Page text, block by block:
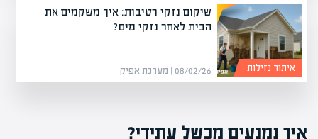
שיקום נזקי רטיבות: איך משקמים את
הבית לאחר נזקי מים?
08/02/26 | מערכת אפיק איתור נזילות
איך נמנעים מכשל עתידי?